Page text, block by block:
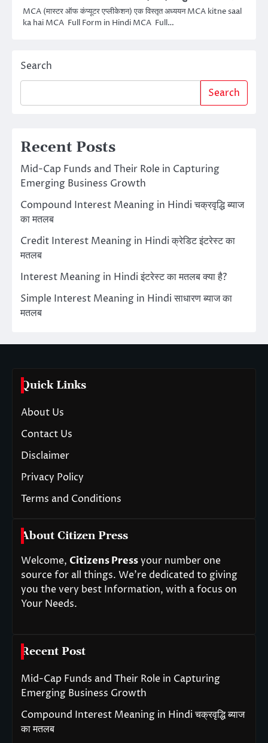
MCA (मास्टर ऑफ कंप्यूटर एप्लीकेशन) एक विस्तृत अध्ययन MCA kitne saal
ka hai MCA Full Form in Hindi MCA Full…
Search
Search
Recent Posts
Mid-Cap Funds and Their Role in Capturing
Emerging Business Growth
Compound Interest Meaning in Hindi चक्रवृद्धि ब्याज
का मतलब
Credit Interest Meaning in Hindi क्रेडिट इंटरेस्ट का
मतलब
Interest Meaning in Hindi इंटरेस्ट का मतलब क्या है?
Simple Interest Meaning in Hindi साधारण ब्याज का
मतलब
Quick Links
About Us
Contact Us
Disclaimer
Privacy Policy
Terms and Conditions
About Citizen Press
Welcome, Citizens Pressyour number one
source for all things. We’re dedicated to giving
you the very best Information, with a focus on
Your Needs.
Recent Post
Mid-Cap Funds and Their Role in Capturing
Emerging Business Growth
Compound Interest Meaning in Hindi चक्रवृद्धि ब्याज
का मतलब